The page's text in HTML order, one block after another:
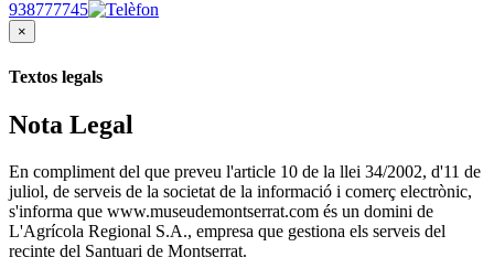
938777745
×
Textos legals
Nota Legal
En compliment del que preveu l'article 10 de la llei 34/2002, d'11 de
juliol, de serveis de la societat de la informació i comerç electrònic,
s'informa que www.museudemontserrat.com és un domini de
L'Agrícola Regional S.A., empresa que gestiona els serveis del
recinte del Santuari de Montserrat.